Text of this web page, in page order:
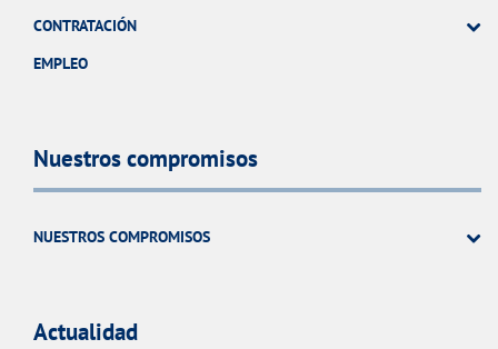
CONTRATACIÓN
EMPLEO
Nuestros compromisos
NUESTROS COMPROMISOS
Actualidad